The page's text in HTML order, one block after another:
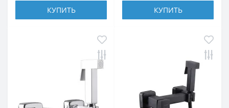
КУПИТЬ КУПИТЬ